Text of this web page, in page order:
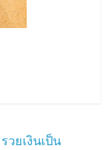
ยเงินเป็น